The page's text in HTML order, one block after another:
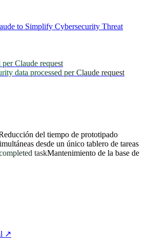
to Simplify Cybersecurity Threat
per Claude request
data processed per Claude request
del tiempo de prototipado
desde un único tablero de tareas
taskMantenimiento de la base de
↗